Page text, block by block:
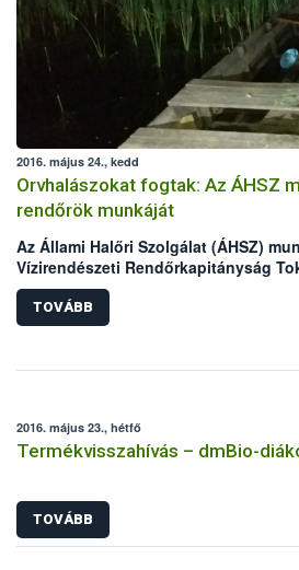
2016. május 24., kedd
Orvhalászokat fogtak: Az ÁHSZ
rendőrök munkáját
Az Állami Halőri Szolgálat (ÁHSZ)
Vízirendészeti Rendőrkapitányság
kollégáival két nap alatt két orvhalász
Malom-Tisza holtágban.
TOVÁBB
2016. május 23., hétfő
Termékvisszahívás – dmBio-
TOVÁBB